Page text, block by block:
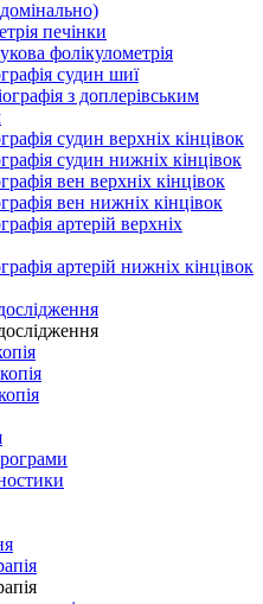
печінки
фолікулометрія
судин шиї
з доплерівським
судин верхніх кінцівок
судин нижніх кінцівок
вен верхніх кінцівок
вен нижніх кінцівок
артерій верхніх
артерій нижніх кінцівок